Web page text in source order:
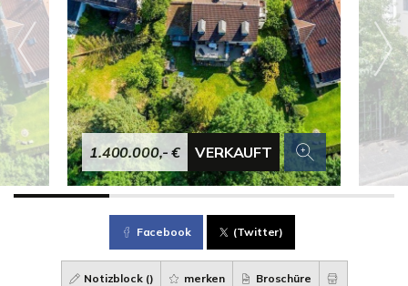
1.400.000,- € VERKAUFT
Facebook (Twitter)
Notizblock () merken Broschüre